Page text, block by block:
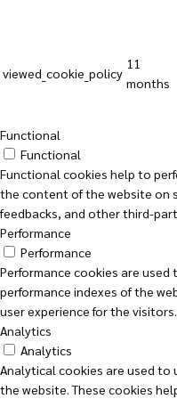
viewed_cookie_policy
11
months
Functional
Functional
Functional cookies help to
the content of the website on
feedbacks, and other third-
Performance
Performance
Performance cookies are
performance indexes of the
user experience for the visitors.
Analytics
Analytics
Analytical cookies are used
the website. These cookies